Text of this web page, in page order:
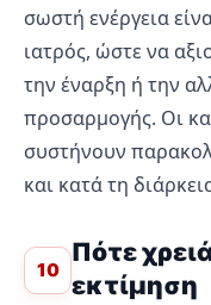
σωστή ενέργεια
ιατρός, ώστε να
την έναρξη ή την
προσαρμογής. Οι
συστήνουν
και κατά τη
10
Πότε
εκτίμηση